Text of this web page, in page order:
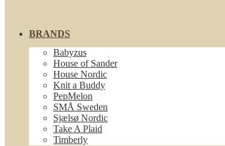
BRANDS
Babyzus
House of Sander
House Nordic
Knit a Buddy
PepMelon
SMÅ Sweden
Sjælsø Nordic
Take A Plaid
Timberly